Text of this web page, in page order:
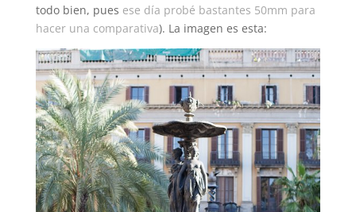
todo bien, pues ese día probé bastantes 50mm para
hacer una comparativa). La imagen es esta: